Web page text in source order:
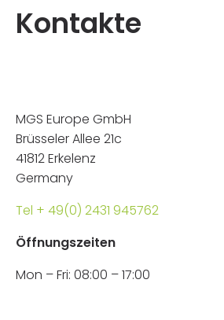
Kontakte
MGS Europe GmbH
Brüsseler Allee 21c
41812 Erkelenz
Germany
Tel + 49(0) 2431 945762
Öffnungszeiten
Mon – Fri: 08:00 – 17:00